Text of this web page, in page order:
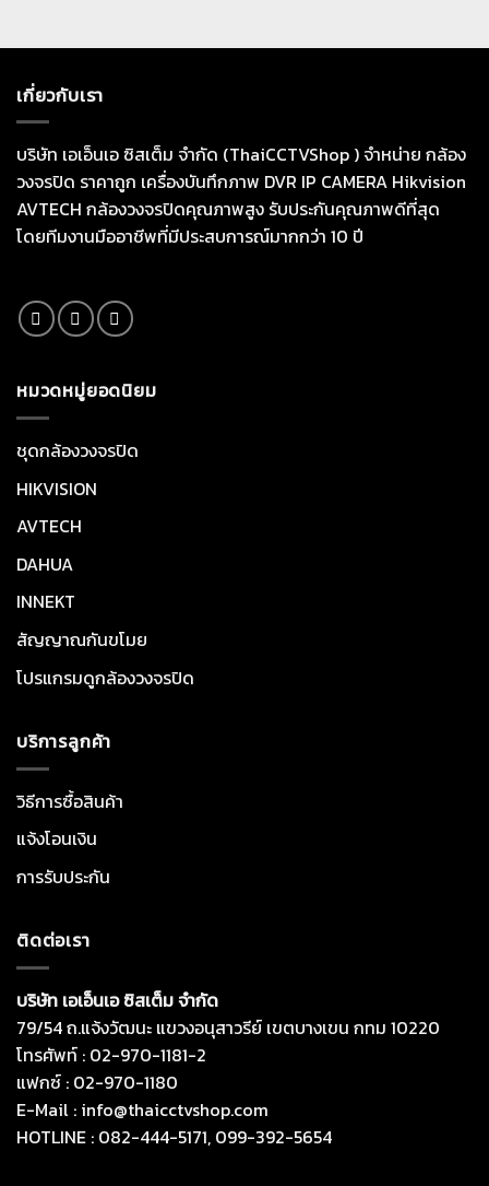
เกี่ยวกับเรา
บริษัท เอเอ็นเอ ซิสเต็ม จำกัด (ThaiCCTVShop ) จำหน่าย กล้อง
วงจรปิด ราคาถูก เครื่องบันทึกภาพ DVR IP CAMERA Hikvision
AVTECH กล้องวงจรปิดคุณภาพสูง รับประกันคุณภาพดีที่สุด
โดยทีมงานมืออาชีพที่มีประสบการณ์มากกว่า 10 ปี
หมวดหมู่ยอดนิยม
ชุดกล้องวงจรปิด
HIKVISION
AVTECH
DAHUA
INNEKT
สัญญาณกันขโมย
โปรแกรมดูกล้องวงจรปิด
บริการลูกค้า
วิธีการซื้อสินค้า
แจ้งโอนเงิน
การรับประกัน
ติดต่อเรา
บริษัท เอเอ็นเอ ซิสเต็ม จำกัด
79/54 ถ.แจ้งวัฒนะ แขวงอนุสาวรีย์ เขตบางเขน กทม 10220
โทรศัพท์ : 02-970-1181-2
แฟกซ์ : 02-970-1180
E-Mail : info@thaicctvshop.com
HOTLINE : 082-444-5171, 099-392-5654